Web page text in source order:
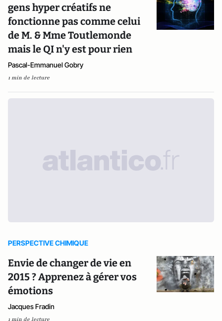
gens hyper créatifs ne
fonctionne pas comme celui
de M. & Mme Toutlemonde
mais le QI n'y est pour rien
Pascal-Emmanuel Gobry
1 min de lecture
PERSPECTIVE CHIMIQUE
Envie de changer de vie en
2015 ? Apprenez à gérer vos
émotions
Jacques Fradin
1 min de lecture